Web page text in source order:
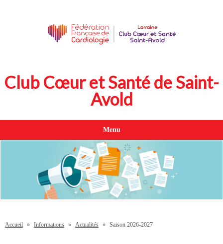
Club Cœur et Santé de Saint-
Avold
Menu
Accueil » Informations » Actualités » Saison 2026-2027